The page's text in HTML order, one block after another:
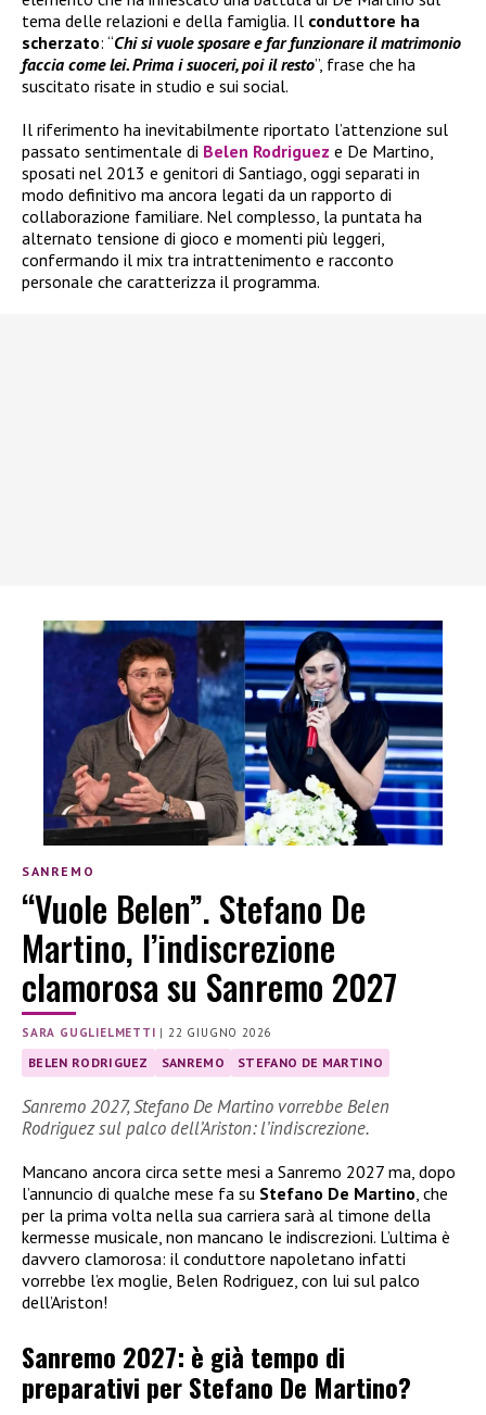
tema delle relazioni e della famiglia. Il conduttore ha
scherzato: “Chi si vuole sposare e far funzionare il matrimonio
faccia come lei. Prima i suoceri, poi il resto”, frase che ha
suscitato risate in studio e sui social.
Il riferimento ha inevitabilmente riportato l’attenzione sul
passato sentimentale di Belen Rodriguez e De Martino,
sposati nel 2013 e genitori di Santiago, oggi separati in
modo definitivo ma ancora legati da un rapporto di
collaborazione familiare. Nel complesso, la puntata ha
alternato tensione di gioco e momenti più leggeri,
confermando il mix tra intrattenimento e racconto
personale che caratterizza il programma.
SANREMO
“Vuole Belen”. Stefano De
Martino, l’indiscrezione
clamorosa su Sanremo 2027
SARA GUGLIELMETTI |22 GIUGNO 2026
BELEN RODRIGUEZ SANREMO STEFANO DE MARTINO
Sanremo 2027, Stefano De Martino vorrebbe Belen
Rodriguez sul palco dell’Ariston: l’indiscrezione.
Mancano ancora circa sette mesi a Sanremo 2027 ma, dopo
l’annuncio di qualche mese fa su Stefano De Martino , che
per la prima volta nella sua carriera sarà al timone della
kermesse musicale, non mancano le indiscrezioni. L’ultima è
davvero clamorosa: il conduttore napoletano infatti
vorrebbe l’ex moglie, Belen Rodriguez, con lui sul palco
dell’Ariston!
Sanremo 2027: è già tempo di
preparativi per Stefano De Martino?